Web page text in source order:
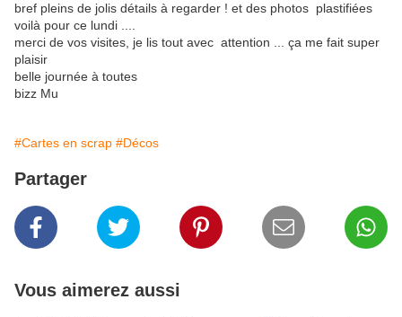
bref pleins de jolis détails à regarder ! et des photos plastifiées
voilà pour ce lundi ....
merci de vos visites, je lis tout avec attention ... ça me fait super
plaisir
belle journée à toutes
bizz Mu
#Cartes en scrap #Décos
Partager
Vous aimerez aussi